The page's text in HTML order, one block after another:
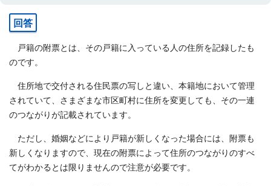
回答
戸籍の附票とは、その戸籍に入っている人の住所を記録したも
のです。
住所地で交付される住民票の写しと違い、本籍地において管理
されていて、さまざまな市区町村に住所を変更しても、その一連
のつながりが記載されています。
ただし、婚姻などにより戸籍が新しくなった場合には、附票も
新しくなりますので、現在の附票によって住所のつながりのすべ
てがわかるとは限りませんので注意が必要です。